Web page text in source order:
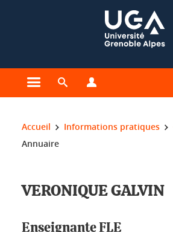
Ouvrir le menu principal
Ouvrir le moteur de recherche
Vous êtes ici :
Accueil Informations pratiques
Annuaire
VERONIQUE GALVIN
Enseignante FLE